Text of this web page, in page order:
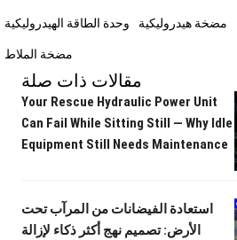
وحدة الطاقة الهيدروليكية مضخة هيدروليكية
مضخة الملاط
مقالات ذات صلة
Your Rescue Hydraulic Power Unit
Can Fail While Sitting Still — Why Idle
Equipment Still Needs Maintenance
استعادة الفيضانات من المرآب تحت
الأرض: تصميم نهج أكثر ذكاء لإزالة